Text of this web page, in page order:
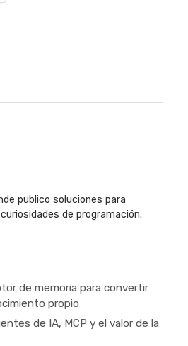
publico soluciones para
de programación.
de memoria para convertir
propio
de IA, MCP y el valor de la